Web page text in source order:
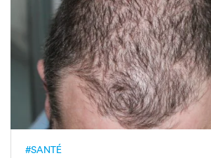
#SANTÉ